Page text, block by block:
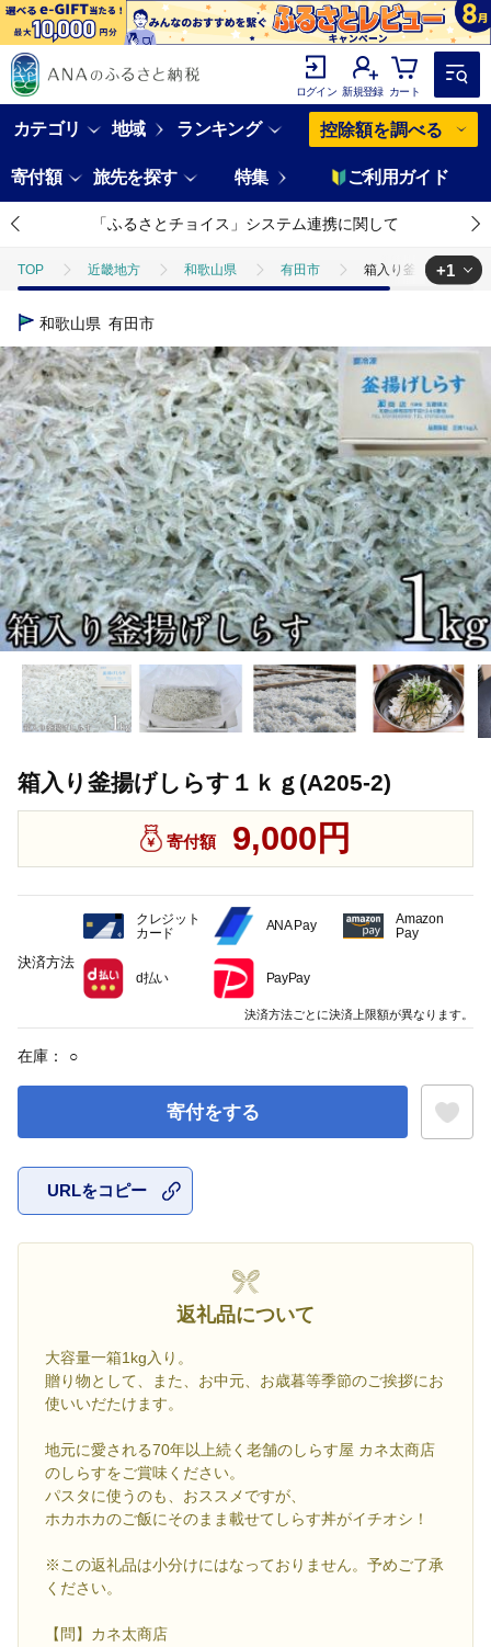
ログイン 新規登録 カート
カテゴリ 地域 ランキング 控除額を調べる
寄付額 旅先を探す 特集 ご利用ガイド
「ふるさとチョイス」システム連携に関して
TOP 近畿地方 和歌山県 有田市 箱入り釜揚げしらす
TOP
+1
和歌山県 有田市
箱入り釜揚げしらす１ｋｇ(A205-2)
寄付額 9,000円
在庫： ○
寄付をする
URLをコピー
返礼品について
大容量一箱1kg入り。
贈り物として、また、お中元、お歳暮等季節のご挨拶にお
使いいだたけます。
地元に愛される70年以上続く老舗のしらす屋 カネ太商店
のしらすをご賞味ください。
パスタに使うのも、おススメですが、
ホカホカのご飯にそのまま載せてしらす丼がイチオシ！
※この返礼品は小分けにはなっておりません。予めご了承
ください。
【問】カネ太商店
決済方法
クレジット
カード
ANA Pay
Amazon
Pay
d払い PayPay
決済方法ごとに決済上限額が異なります。